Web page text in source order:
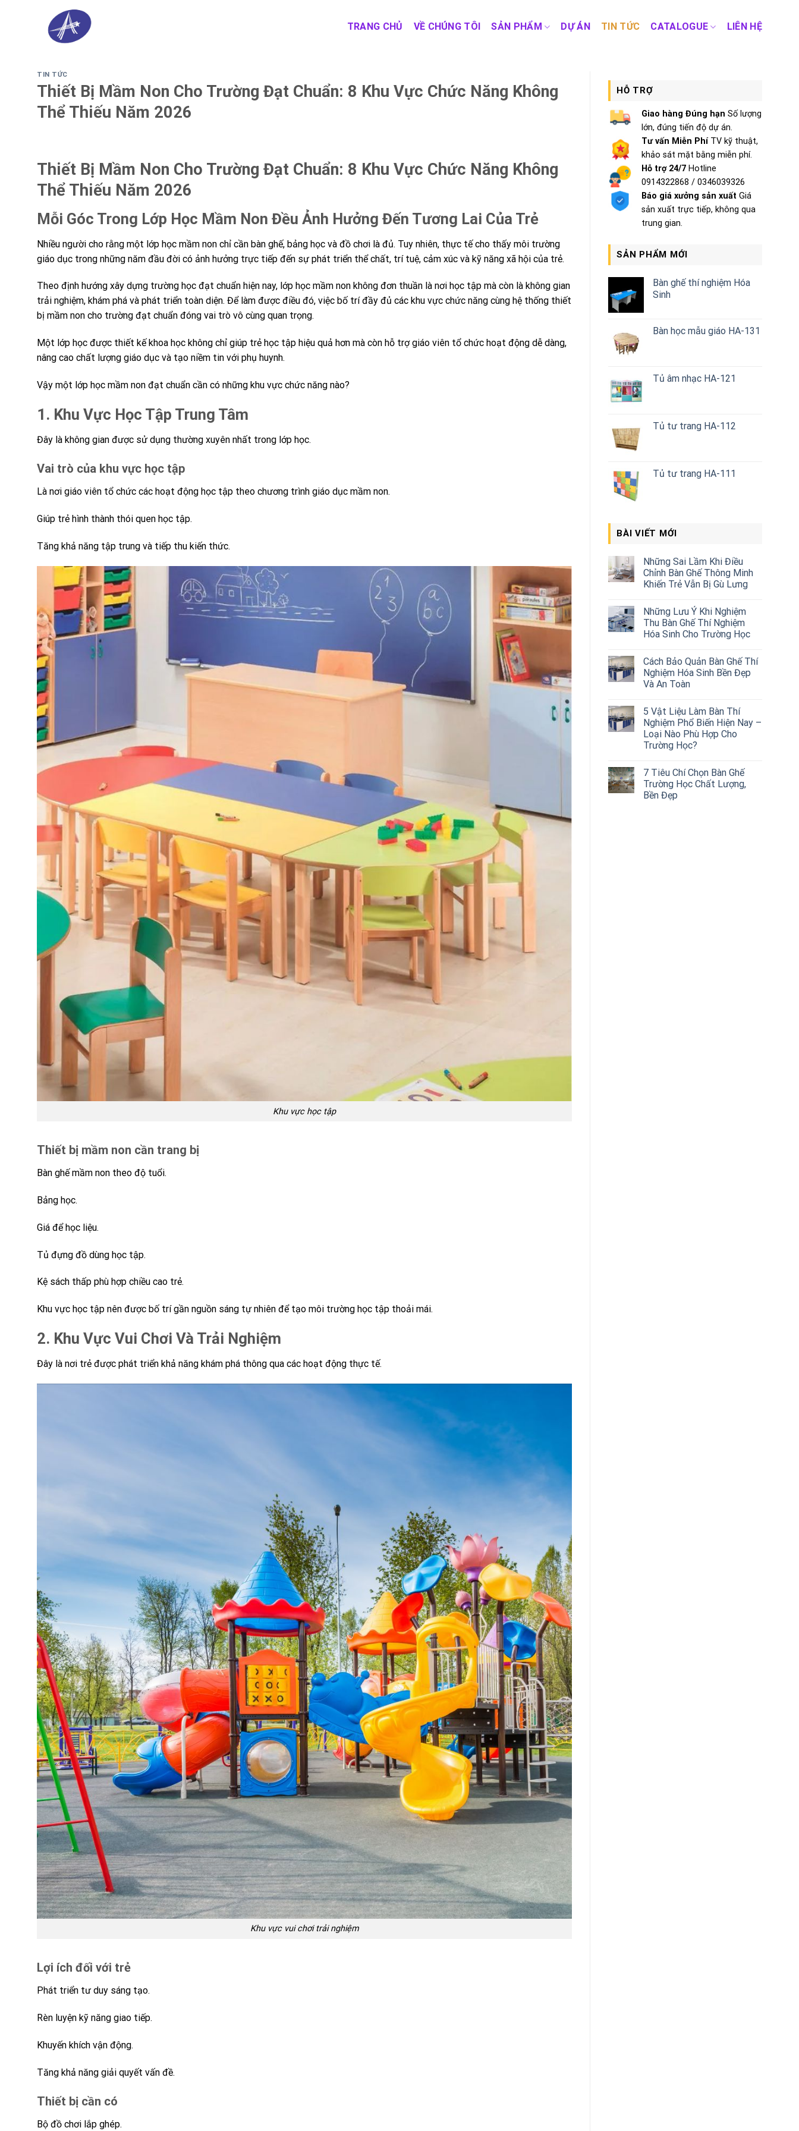
TRANG CHỦ VỀ CHÚNG TÔI SẢN PHẨM DỰ ÁN TIN TỨC CATALOGUE LIÊN HỆ
TIN TỨC
Thiết Bị Mầm Non Cho Trường Đạt Chuẩn: 8 Khu Vực Chức Năng Không
Thể Thiếu Năm 2026
Thiết Bị Mầm Non Cho Trường Đạt Chuẩn: 8 Khu Vực Chức Năng Không
Thể Thiếu Năm 2026
Mỗi Góc Trong Lớp Học Mầm Non Đều Ảnh Hưởng Đến Tương Lai Của Trẻ
Nhiều người cho rằng một lớp học mầm non chỉ cần bàn ghế, bảng học và đồ chơi là đủ. Tuy nhiên, thực tế cho thấy môi trường
giáo dục trong những năm đầu đời có ảnh hưởng trực tiếp đến sự phát triển thể chất, trí tuệ, cảm xúc và kỹ năng xã hội của trẻ.
Theo định hướng xây dựng trường học đạt chuẩn hiện nay, lớp học mầm non không đơn thuần là nơi học tập mà còn là không gian
trải nghiệm, khám phá và phát triển toàn diện. Để làm được điều đó, việc bố trí đầy đủ các khu vực chức năng cùng hệ thống thiết
bị mầm non cho trường đạt chuẩn đóng vai trò vô cùng quan trọng.
Một lớp học được thiết kế khoa học không chỉ giúp trẻ học tập hiệu quả hơn mà còn hỗ trợ giáo viên tổ chức hoạt động dễ dàng,
nâng cao chất lượng giáo dục và tạo niềm tin với phụ huynh.
Vậy một lớp học mầm non đạt chuẩn cần có những khu vực chức năng nào?
1. Khu Vực Học Tập Trung Tâm
Đây là không gian được sử dụng thường xuyên nhất trong lớp học.
Vai trò của khu vực học tập
Là nơi giáo viên tổ chức các hoạt động học tập theo chương trình giáo dục mầm non.
Giúp trẻ hình thành thói quen học tập.
Tăng khả năng tập trung và tiếp thu kiến thức.
Khu vực học tập
Thiết bị mầm non cần trang bị
Bàn ghế mầm non theo độ tuổi.
Bảng học.
Giá để học liệu.
Tủ đựng đồ dùng học tập.
Kệ sách thấp phù hợp chiều cao trẻ.
Khu vực học tập nên được bố trí gần nguồn sáng tự nhiên để tạo môi trường học tập thoải mái.
2. Khu Vực Vui Chơi Và Trải Nghiệm
Đây là nơi trẻ được phát triển khả năng khám phá thông qua các hoạt động thực tế.
Khu vực vui chơi trải nghiệm
Lợi ích đối với trẻ
Phát triển tư duy sáng tạo.
Rèn luyện kỹ năng giao tiếp.
Khuyến khích vận động.
Tăng khả năng giải quyết vấn đề.
Thiết bị cần có
Bộ đồ chơi lắp ghép.
HỖ TRỢ
Giao hàng Đúng hạn Số lượng
lớn, đúng tiến độ dự án.
Tư vấn Miễn PhíTV kỹ thuật,
khảo sát mặt bằng miễn phí.
Hỗ trợ 24/7 Hotline
0914322868 / 0346039326
Báo giá xưởng sản xuất Giá
sản xuất trực tiếp, không qua
trung gian.
SẢN PHẨM MỚI
Bàn ghế thí nghiệm Hóa
Sinh
Bàn học mẫu giáo HA-131
Tủ âm nhạc HA-121
Tủ tư trang HA-112
Tủ tư trang HA-111
BÀI VIẾT MỚI
Những Sai Lầm Khi Điều
Chỉnh Bàn Ghế Thông Minh
Khiến Trẻ Vẫn Bị Gù Lưng
Những Lưu Ý Khi Nghiệm
Thu Bàn Ghế Thí Nghiệm
Hóa Sinh Cho Trường Học
Cách Bảo Quản Bàn Ghế Thí
Nghiệm Hóa Sinh Bền Đẹp
Và An Toàn
5 Vật Liệu Làm Bàn Thí
Nghiệm Phổ Biến Hiện Nay –
Loại Nào Phù Hợp Cho
Trường Học?
7 Tiêu Chí Chọn Bàn Ghế
Trường Học Chất Lượng,
Bền Đẹp